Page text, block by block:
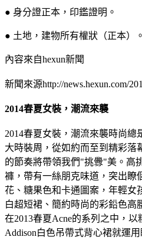
● 身分證正本，印鑑證明。
● 土地，建物所有權狀（正本）。
內容來自hexun新聞
新聞來源http://news.hexun.com/
2014春夏女裝，潮流來襲
2014春夏女裝，潮流來襲時尚
大時裝周，從如約而至到精彩落
的節奏將帶領我們"挑釁"美。高
褲，帶有一絲朋克味道，突出瞭
花、糖果色和卡通圖案，年輕女
白超短裙、簡約時尚的彩鉛色
在2013春夏Acne的系列之中，
Addison白色吊帶式背心裙就運